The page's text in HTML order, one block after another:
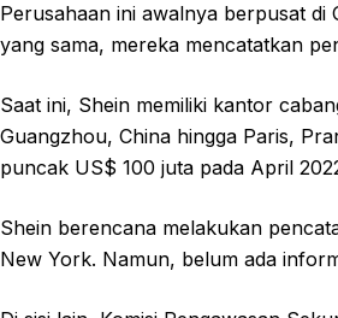
Perusahaan ini awalnya berpusat
yang sama, mereka mencatatkan
Saat ini, Shein memiliki kantor
Guangzhou, China hingga Paris,
puncak US$ 100 juta pada April
Shein berencana melakukan
New York. Namun, belum ada